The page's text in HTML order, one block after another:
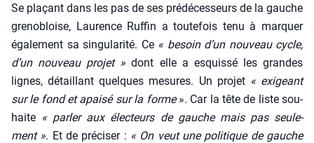
Se pla­çant dans les pas de ses pré­dé­ces­seurs de la gauche
gre­no­bloise, Lau­rence Ruf­fin a tou­te­fois tenu à mar­quer
éga­le­ment sa sin­gu­la­ri­té. Ce « besoin d’un nou­veau cycle,
d’un nou­veau pro­jet » dont elle a esquis­sé les grandes
lignes, détaillant quelques mesures. Un pro­jet « exi­geant
sur le fond et apai­sé sur la forme». Car la tête de liste sou­
haite « par­ler aux élec­teurs de gauche mais pas seule­
ment ». Et de pré­ci­ser : « On veut une poli­tique de gauche